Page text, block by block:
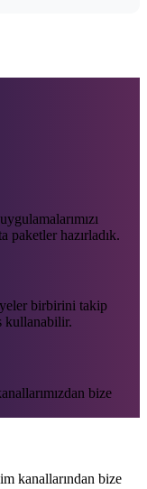
paketler hazırladık.
birbirini takip
kullanabilir.
bize
kanallarından bize